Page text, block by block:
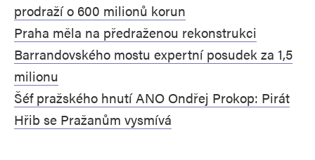
prodraží o 600 milionů korun
Praha měla na předraženou rekonstrukci
Barrandovského mostu expertní posudek za 1,5
milionu
Šéf pražského hnutí ANO Ondřej Prokop: Pirát
Hřib se Pražanům vysmívá